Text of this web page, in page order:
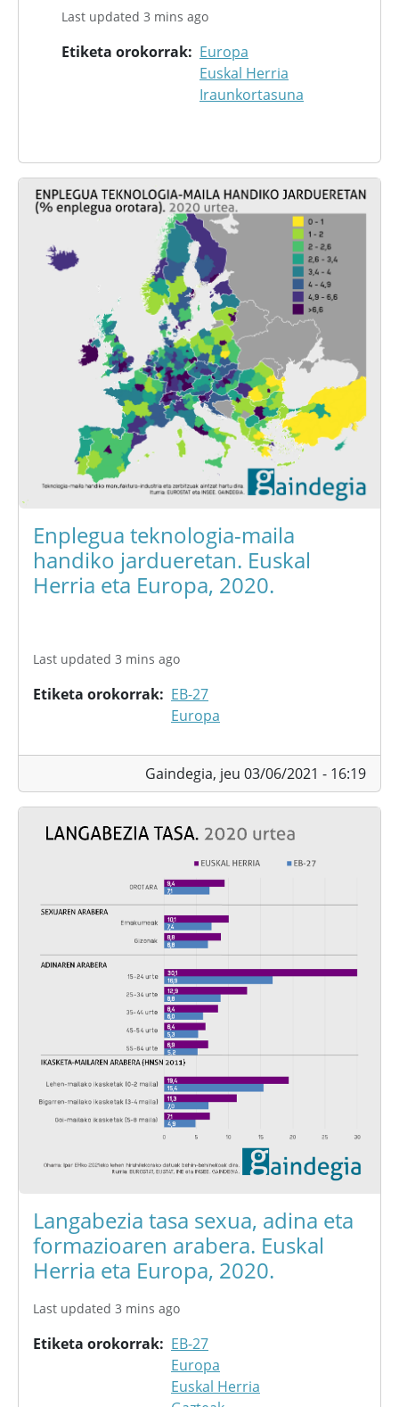
Last updated 3 mins ago
Etiketa orokorrak
Europa
Euskal Herria
Iraunkortasuna
Enplegua teknologia-maila
handiko jardueretan. Euskal
Herria eta Europa, 2020.
Last updated 3 mins ago
Etiketa orokorrak
EB-27
Europa
Gaindegia, jeu 03/06/2021 - 16:19
Langabezia tasa sexua, adina eta
formazioaren arabera. Euskal
Herria eta Europa, 2020.
Last updated 3 mins ago
Etiketa orokorrak
EB-27
Europa
Euskal Herria